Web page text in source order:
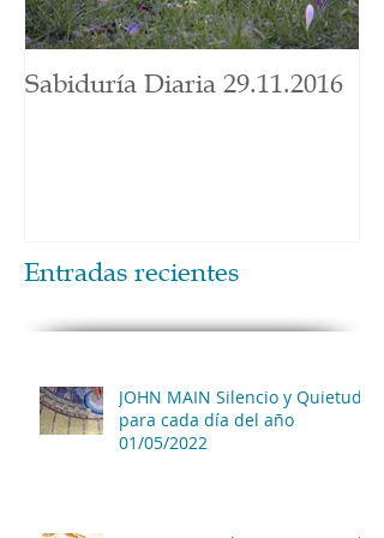
Sabiduría Diaria 29.11.2016
Entradas recientes
JOHN MAIN Silencio y Quietud
para cada día del año
01/05/2022